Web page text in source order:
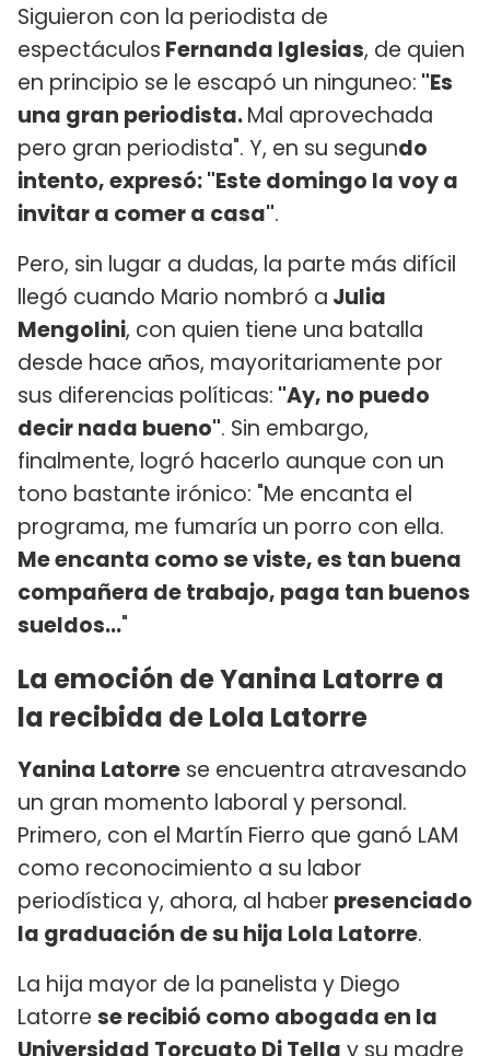
Siguieron con la periodista de
espectáculos Fernanda Iglesias, de quien
en principio se le escapó un ninguneo: "Es
una gran periodista.Mal aprovechada
pero gran periodista". Y, en su segundo
intento, expresó: "Este domingo la voy a
invitar a comer a casa".
Pero, sin lugar a dudas, la parte más difícil
llegó cuando Mario nombró a Julia
Mengolini, con quien tiene una batalla
desde hace años, mayoritariamente por
sus diferencias políticas: "Ay, no puedo
decir nada bueno". Sin embargo,
finalmente, logró hacerlo aunque con un
tono bastante irónico: "Me encanta el
programa, me fumaría un porro con ella.
Me encanta como se viste, es tan buena
compañera de trabajo, paga tan buenos
sueldos..."
La emoción de Yanina Latorre a
la recibida de Lola Latorre
Yanina Latorre se encuentra atravesando
un gran momento laboral y personal.
Primero, con el Martín Fierro que ganó LAM
como reconocimiento a su labor
periodística y, ahora, al haber presenciado
la graduación de su hija Lola Latorre.
La hija mayor de la panelista y Diego
Latorre se recibió como abogada en la
Universidad Torcuato Di Tella y su madre